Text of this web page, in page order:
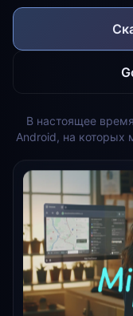
В настоящее
Android, на которых